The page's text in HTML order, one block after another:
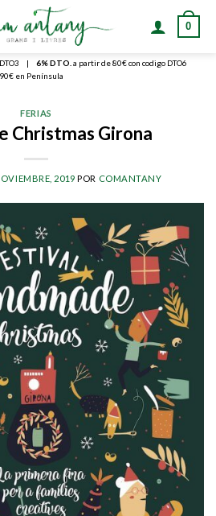
0
| 6% DTO. a partir de 80€ con codigo DTO6
en Península
FERIAS
Christmas Girona
2019 POR COMANTANY